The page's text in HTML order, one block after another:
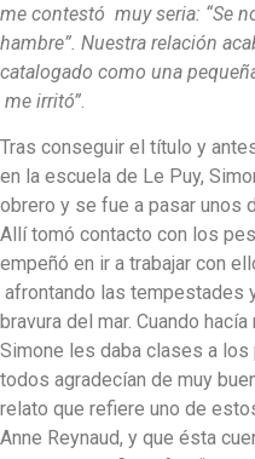
me contestó muy seria: “Se
hambre”. Nuestra relación
catalogado como una
me irritó”
Tras conseguir el título y
en la escuela de Le Puy,
obrero y se fue a pasar unos
Allí tomó contacto con los
empeñó en ir a trabajar con
afrontando las tempestades
bravura del mar. Cuando
Simone les daba clases a
todos agradecían de muy
relato que refiere uno de
Anne Reynaud, y que ésta